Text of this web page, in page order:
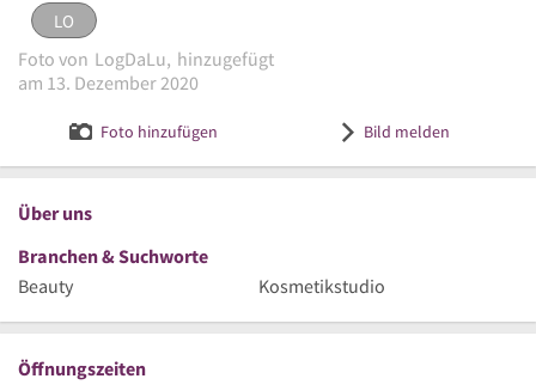
Logo WELL.YES
eingestellt von
Bild melden
LO
Foto von LogDaLu, hinzugefügt
am 13. Dezember 2020
Foto hinzufügen Bild melden
Über uns
Branchen & Suchworte
Beauty
Kosmetikstudio
Öffnungszeiten